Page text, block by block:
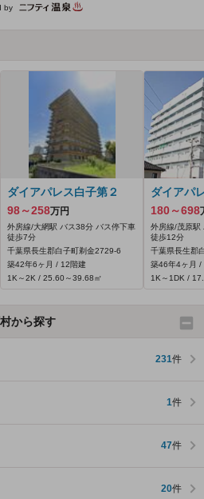
by
ダイアパレス白子第２
98～258万円
外房線/大網駅 バス38分 バス停下車
徒歩7分
千葉県長生郡白子町剃金2729‐6
築42年6ヶ月 / 12階建
1K～2K / 25.60～39.68㎡
ダイアパ
180～698
外房線/茂原駅
徒歩12分
千葉県長生郡
築46年4ヶ月 /
1K～1DK /
から探す
231件
1件
47件
20件